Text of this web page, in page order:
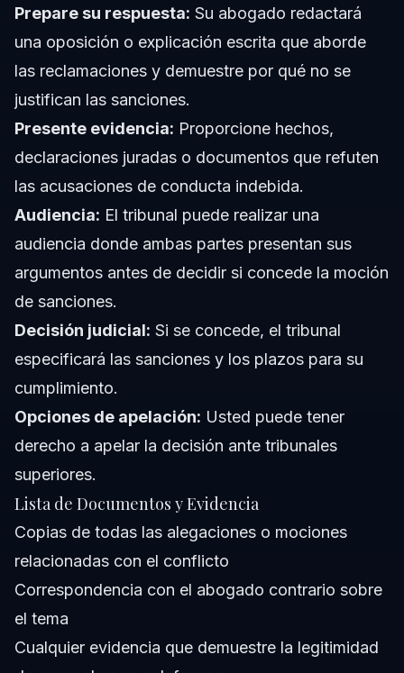
Prepare su respuesta: Su abogado redactará
una oposición o explicación escrita que aborde
las reclamaciones y demuestre por qué no se
justifican las sanciones.
Presente evidencia: Proporcione hechos,
declaraciones juradas o documentos que refuten
las acusaciones de conducta indebida.
Audiencia: El tribunal puede realizar una
audiencia donde ambas partes presentan sus
argumentos antes de decidir si concede la moción
de sanciones.
Decisión judicial: Si se concede, el tribunal
especificará las sanciones y los plazos para su
cumplimiento.
Opciones de apelación: Usted puede tener
derecho a apelar la decisión ante tribunales
superiores.
Lista de Documentos y Evidencia
Copias de todas las alegaciones o mociones
relacionadas con el conflicto
Correspondencia con el abogado contrario sobre
el tema
Cualquier evidencia que demuestre la legitimidad